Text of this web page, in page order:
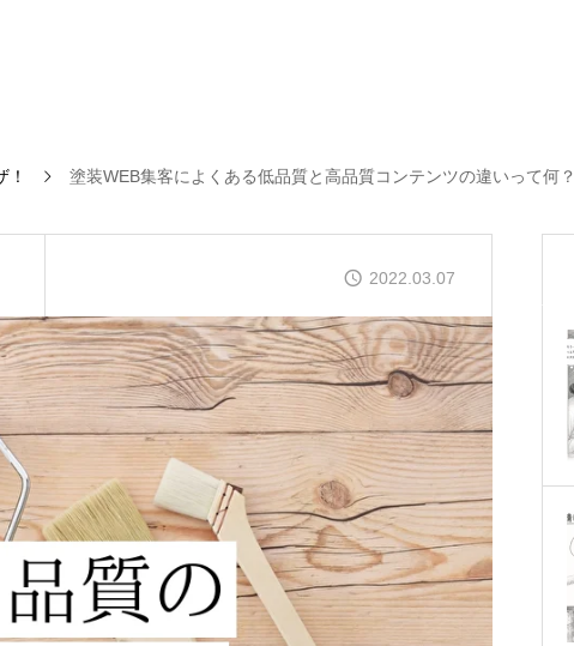
塗装WEB集客によくある低品質と高品質コンテンツの違いって何？
2022.03.07